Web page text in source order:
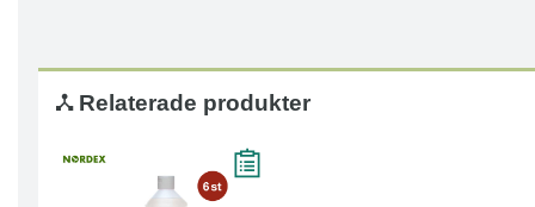
Relaterade produkter